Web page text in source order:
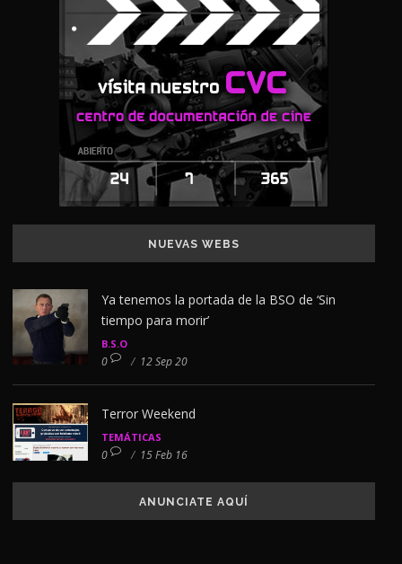
NUEVAS WEBS
Ya tenemos la portada de la BSO de ‘Sin
tiempo para morir’
B.S.O
0 / 12 Sep 20
Terror Weekend
TEMÁTICAS
0 / 15 Feb 16
ANUNCIATE AQUÍ